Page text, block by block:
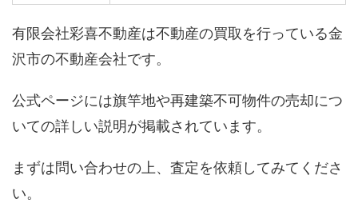
有限会社彩喜不動産は不動産の買取を行っている金
沢市の不動産会社です。
公式ページには旗竿地や再建築不可物件の売却につ
いての詳しい説明が掲載されています。
まずは問い合わせの上、査定を依頼してみてくださ
い。